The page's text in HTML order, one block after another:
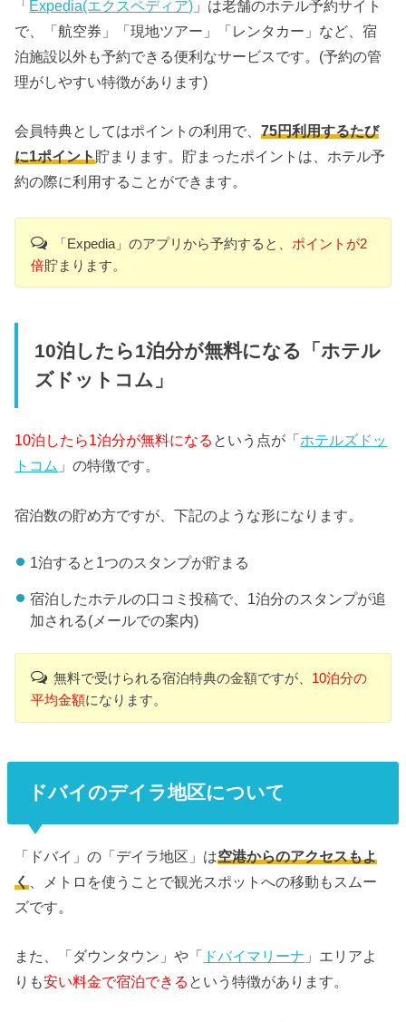
「 Expedia(エクスペディア) 」は老舗のホテル予約サイト
で、「航空券」「現地ツアー」「レンタカー」など、宿
泊施設以外も予約できる便利なサービスです。(予約の管
理がしやすい特徴があります)
会員特典としてはポイントの利用で、75円利用するたび
に1ポイント貯まります。貯まったポイントは、ホテル予
約の際に利用することができます。
「Expedia」のアプリから予約すると、 ポイントが2
倍貯まります。
10泊したら1泊分が無料になる「ホテル
ズドットコム」
10泊したら1泊分が無料になる という点が「ホテルズドッ
トコム 」の特徴です。
宿泊数の貯め方ですが、下記のような形になります。
1泊すると1つのスタンプが貯まる
宿泊したホテルの口コミ投稿で、1泊分のスタンプが追
加される(メールでの案内)
無料で受けられる宿泊特典の金額ですが、 10泊分の
平均金額になります。
ドバイのデイラ地区について
「ドバイ」の「デイラ地区」は空港からのアクセスもよ
く
、メトロを使うことで観光スポットへの移動もスムー
ズです。
また、「ダウンタウン」や「 ドバイマリーナ 」エリアよ
りも安い料金で宿泊できる という特徴があります。